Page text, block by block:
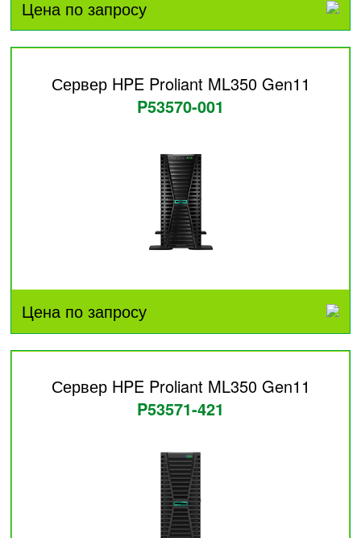
Цена по запросу
Сервер HPE Proliant ML350 Gen11
P53570-001
Цена по запросу
Сервер HPE Proliant ML350 Gen11
P53571-421